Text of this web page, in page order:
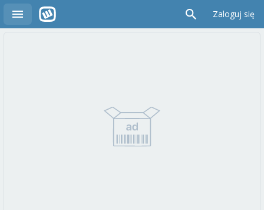
Zaloguj się